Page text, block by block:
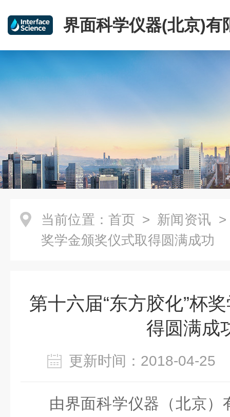
界面科学仪器(北京)有
当前位置： 首页 > 新闻资讯 >
奖学金颁奖仪式取得圆满成功
第十六届“东方胶化”杯
得圆满成
更新时间：2018-04-
由界面科学仪器（北京）